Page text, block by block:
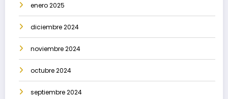
enero 2025
diciembre 2024
noviembre 2024
octubre 2024
septiembre 2024